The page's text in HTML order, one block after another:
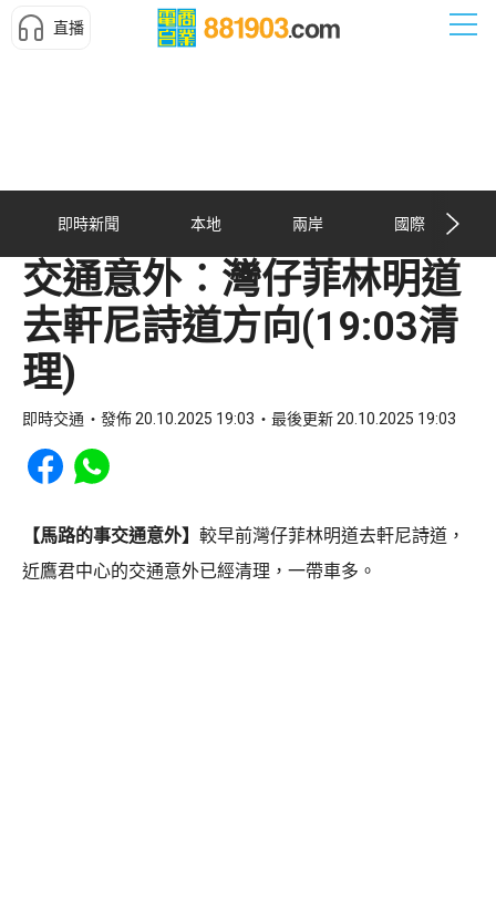
直播
即時新聞 本地 兩岸 國際
交通意外︰灣仔菲林明道
去軒尼詩道方向(19:03清
理)
即時交通 發佈 20.10.2025 19:03 最後更新 20.10.2025 19:03
Share to Facebook
Share to WhatsApp
【馬路的事交通意外】 較早前灣仔菲林明道去軒尼詩道，
近鷹君中心的交通意外已經清理，一帶車多。